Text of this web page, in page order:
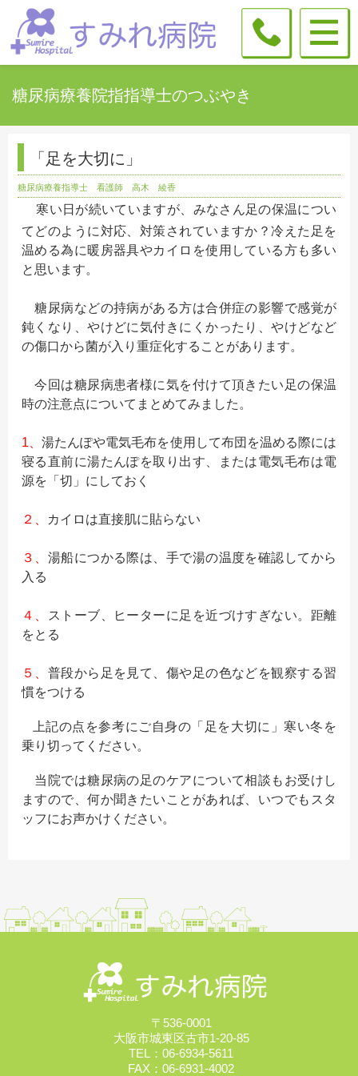
糖尿病療養院指指導士のつぶやき
「足を大切に」
糖尿病療養指導士 看護師 高木 綾香
寒い日が続いていますが、みなさん足の保温につい
てどのように対応、対策されていますか？冷えた足を
温める為に暖房器具やカイロを使用している方も多い
と思います。
糖尿病などの持病がある方は合併症の影響で感覚が
鈍くなり、やけどに気付きにくかったり、やけどなど
の傷口から菌が入り重症化することがあります。
今回は糖尿病患者様に気を付けて頂きたい足の保温
時の注意点についてまとめてみました。
1、湯たんぽや電気毛布を使用して布団を温める際には
寝る直前に湯たんぽを取り出す、
または電気毛布は電
源を「切」にしておく
２、 カイロは直接肌に貼らない
３、 湯船につかる際は、手で湯の温度を確認してから
入る
４、
ストーブ、ヒーターに足を近づけすぎない。距離
をとる
５、 普段から足を見て、 傷や足の色などを観察する習
慣をつける
上記の点を参考にご自身の「足を大切に」寒い冬を
乗り切ってください。
当院では糖尿病の足のケアについて相談もお受けし
ますので、何か聞きたいことがあれば、いつでもスタ
ッフにお声かけください。
〒536-0001
大阪市城東区古市1-20-85
TEL：06-6934-5611
FAX：06-6931-4002